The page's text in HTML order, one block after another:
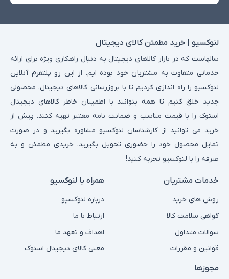
لنوکسیو | خرید مطمئن کالای دیجیتال
سالهاست که در بازار کالاهای دیجیتال به دنبال راهکاری ویژه برای ارائه
خدماتی متفاوت به مشتریان خود بوده ایم. از این رو پلتفرم آنلاین
لنوکسیو را راه اندازی کردیم تا با بروزرسانی کالاهای دیجیتال، محصولی
جدید خلق کنیم تا همه بتوانند با اطمینان خاطر کالاهای دیجیتال
استوک را با قیمت مناسب و ضمانت نامه معتبر تهیه کنند. پیش از
خرید می توانید از کارشناسان لنوکسیو مشاوره بگیرید و در صورت
تمایل محصول خود را حضوری تحویل بگیرید. خریدی مطمئن و به
صرفه را با لنوکسیو تجربه کنید!
خدمات مشتریان
روش های خرید
گواهی سلامت کالا
سوالات متداول
قوانین و مقررات
همراه با لنوکسیو
درباره لنوکسیو
ارتباط با ما
اهداف و تعهد ما
معنی کالای دیجیتال استوک
مجوزها